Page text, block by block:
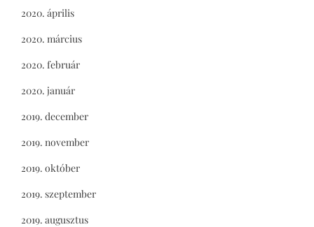
2020. április
2020. március
2020. február
2020. január
2019. december
2019. november
2019. október
2019. szeptember
2019. augusztus